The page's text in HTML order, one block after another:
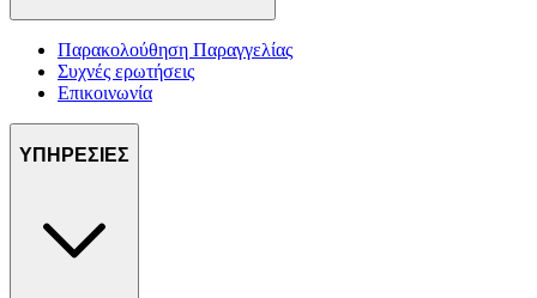
Παρακολούθηση Παραγγελίας
Συχνές ερωτήσεις
Επικοινωνία
ΥΠΗΡΕΣΙΕΣ